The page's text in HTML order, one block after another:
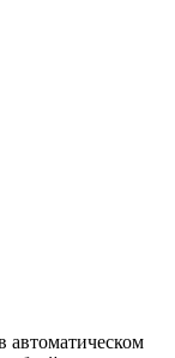
автоматическом